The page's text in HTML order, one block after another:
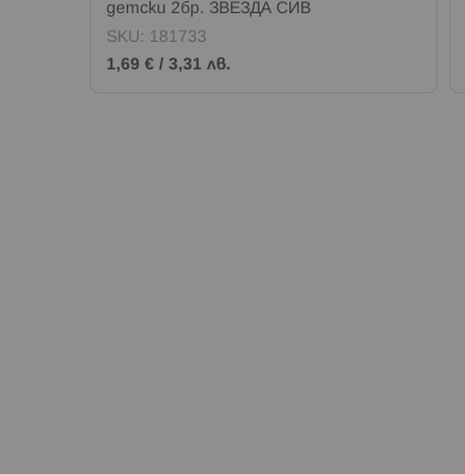
детски 2бр. ЗВЕЗДА СИВ
SKU: 181733
1,69 € / 3,31 лв.